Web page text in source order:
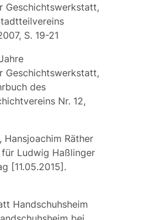
Geschichtswerkstatt,
S. 19-21
Geschichtswerkstatt,
des
Nr. 12,
Hansjoachim Räther
Ludwig Haßlinger
[11.05.2015].
Handschuhsheim